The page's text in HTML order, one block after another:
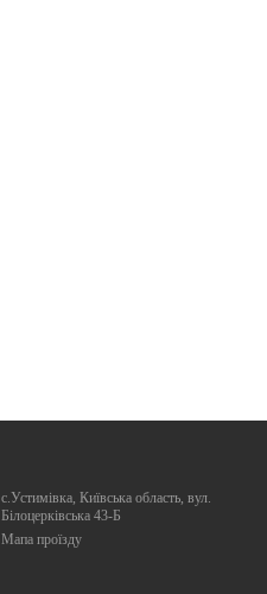
с.Устимівка, Київська область, вул.
Білоцерківська 43-Б
Мапа проїзду